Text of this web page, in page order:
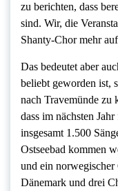
zu berichten, dass
sind. Wir, die
Shanty-Chor mehr
Das bedeutet aber
beliebt geworden ist,
nach Travemünde zu
dass im nächsten
insgesamt 1.500
Ostseebad kommen
und ein
Dänemark und drei